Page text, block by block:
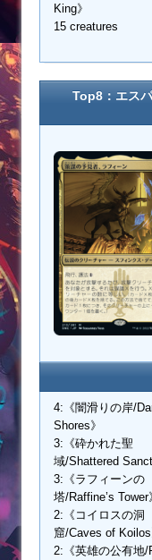
King》
15 creatures
Top8：エス
4:《闇滑りの岸/
Shores》
3:《砕かれた聖
域/Shattered
3:《ラフィーンの
塔/Raffine’s Tower
2:《コイロスの洞
窟/Caves of Koilos
2:《英雄の公有地/